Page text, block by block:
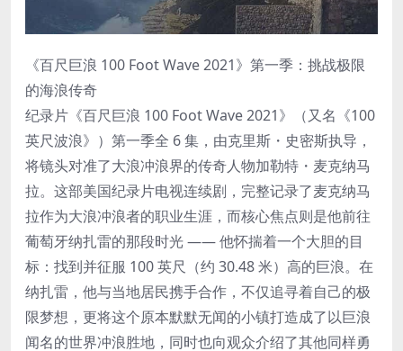
《百尺巨浪 100 Foot Wave 2021》第一季：挑战极限
的海浪传奇
纪录片《百尺巨浪 100 Foot Wave 2021》（又名《100
英尺波浪》）第一季全 6 集，由克里斯・史密斯执导，
将镜头对准了大浪冲浪界的传奇人物加勒特・麦克纳马
拉。这部美国纪录片电视连续剧，完整记录了麦克纳马
拉作为大浪冲浪者的职业生涯，而核心焦点则是他前往
葡萄牙纳扎雷的那段时光 —— 他怀揣着一个大胆的目
标：找到并征服 100 英尺（约 30.48 米）高的巨浪。在
纳扎雷，他与当地居民携手合作，不仅追寻着自己的极
限梦想，更将这个原本默默无闻的小镇打造成了以巨浪
闻名的世界冲浪胜地，同时也向观众介绍了其他同样勇